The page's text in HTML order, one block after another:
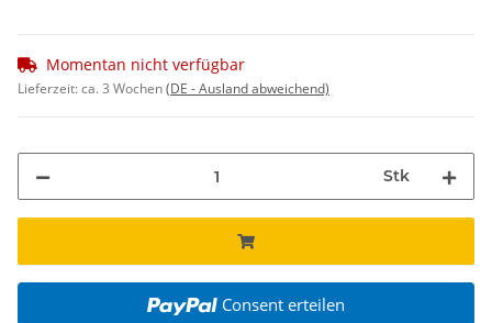
Momentan nicht verfügbar
Lieferzeit:ca. 3 Wochen(DE - Ausland abweichend)
Stk
Consent erteilen